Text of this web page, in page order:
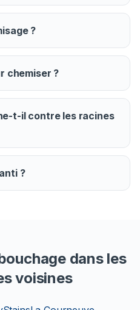
?
chemiser ?
t-il contre les racines
?
dans les
voisines